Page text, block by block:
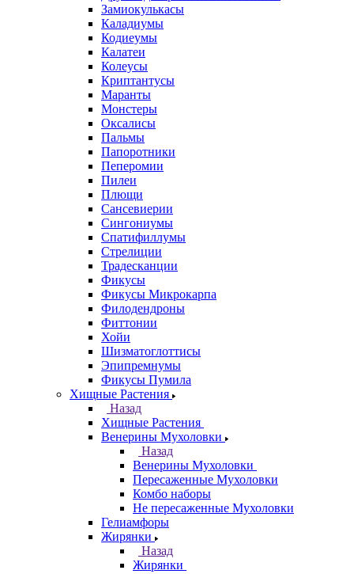
Замиокулькасы
Каладиумы
Кодиеумы
Калатеи
Колеусы
Криптантусы
Маранты
Монстеры
Оксалисы
Пальмы
Папоротники
Пеперомии
Пилеи
Плющи
Сансевиерии
Сингониумы
Спатифиллумы
Стрелиции
Традесканции
Фикусы
Фикусы Микрокарпа
Филодендроны
Фиттонии
Хойи
Шизматоглоттисы
Эпипремнумы
Фикусы Пумила
Хищные Растения
Назад
Хищные Растения
Венерины Мухоловки
Назад
Венерины Мухоловки
Пересаженные Мухоловки
Комбо наборы
Не пересаженные Мухоловки
Гелиамфоры
Жирянки
Назад
Жирянки